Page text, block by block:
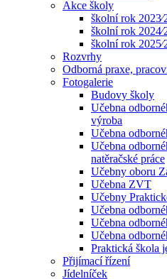
Akce školy
školní rok
školní rok
školní rok
Rozvrhy
Odborná praxe,
Fotogalerie
Budovy školy
Učebna
výroba
Učebna
Učebna
natěračské práce
Učebny oboru
Učebna ZVT
Učebny
Učebna
Učebna
Učebna
Praktická škola
Přijímací řízení
Jídelníček